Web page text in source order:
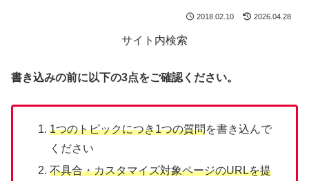
2018.02.10 2026.04.28
サイト内検索
書き込みの前に以下の3点をご確認ください。
1つのトピックにつき1つの質問を書き込んで
ください
不具合・カスタマイズ対象ページのURLを提